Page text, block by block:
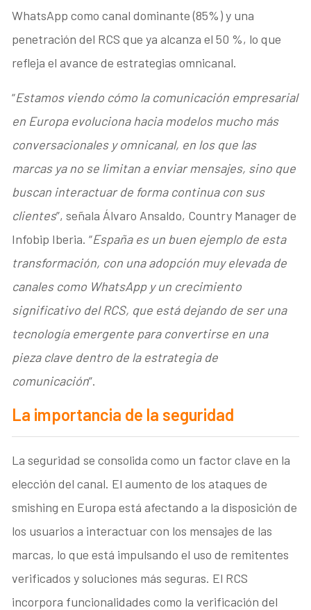
WhatsApp como canal dominante (85%) y una
penetración del RCS que ya alcanza el 50 %, lo que
refleja el avance de estrategias omnicanal.
“Estamos viendo cómo la comunicación empresarial
en Europa evoluciona hacia modelos mucho más
conversacionales y omnicanal, en los que las
marcas ya no se limitan a enviar mensajes, sino que
buscan interactuar de forma continua con sus
clientes”, señala Álvaro Ansaldo, Country Manager de
Infobip Iberia. “España es un buen ejemplo de esta
transformación, con una adopción muy elevada de
canales como WhatsApp y un crecimiento
significativo del RCS, que está dejando de ser una
tecnología emergente para convertirse en una
pieza clave dentro de la estrategia de
comunicación”.
La importancia de la seguridad
La seguridad se consolida como un factor clave en la
elección del canal. El aumento de los ataques de
smishing en Europa está afectando a la disposición de
los usuarios a interactuar con los mensajes de las
marcas, lo que está impulsando el uso de remitentes
verificados y soluciones más seguras. El RCS
incorpora funcionalidades como la verificación del